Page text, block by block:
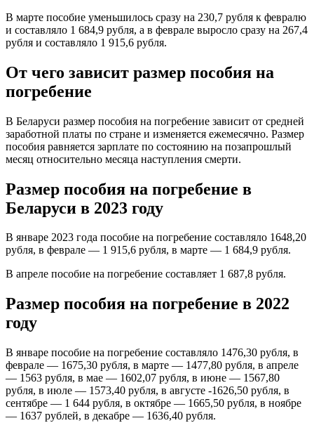
В марте пособие уменьшилось сразу на 230,7 рубля к февралю
и составляло 1 684,9 рубля, а в феврале выросло сразу на 267,4
рубля и составляло 1 915,6 рубля.
От чего зависит размер пособия на
погребение
В Беларуси размер пособия на погребение зависит от средней
заработной платы по стране и изменяется ежемесячно. Размер
пособия равняется зарплате по состоянию на позапрошлый
месяц относительно месяца наступления смерти.
Размер пособия на погребение в
Беларуси в 2023 году
В январе 2023 года пособие на погребение составляло 1648,20
рубля, в феврале — 1 915,6 рубля, в марте — 1 684,9 рубля.
В апреле пособие на погребение составляет 1 687,8 рубля.
Размер пособия на погребение в 2022
году
В январе пособие на погребение составляло 1476,30 рубля, в
феврале — 1675,30 рубля, в марте — 1477,80 рубля, в апреле
— 1563 рубля, в мае — 1602,07 рубля, в июне — 1567,80
рубля, в июле — 1573,40 рубля, в августе -1626,50 рубля, в
сентябре — 1 644 рубля, в октябре — 1665,50 рубля, в ноябре
— 1637 рублей, в декабре — 1636,40 рубля.